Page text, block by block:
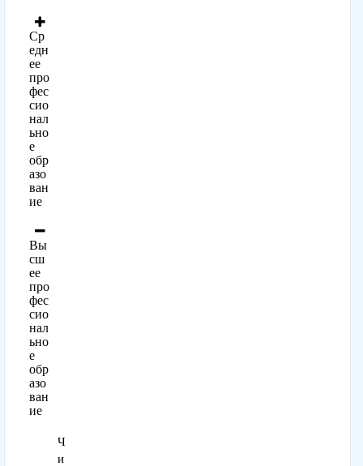
Ср
едн
ее
про
фес
сио
нал
ьно
е
обр
азо
ван
ие
Вы
сш
ее
про
фес
сио
нал
ьно
е
обр
азо
ван
ие
Ч
и